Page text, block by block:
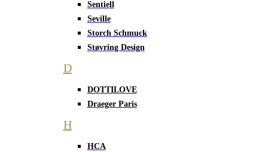
Sentiell
Seville
Storch Schmuck
Støvring Design
D
DOTTILOVE
Draeger Paris
H
HCA